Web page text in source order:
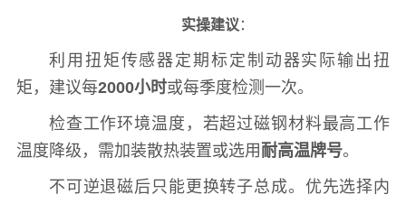
实操建议 ：
利用扭矩传感器定期标定制动器实际输出扭
矩，建议每2000小时或每季度检测一次。
检查工作环境温度，若超过磁钢材料最高工作
温度降级，需加装散热装置或选用 耐高温牌号。
不可逆退磁后只能更换转子总成。优先选择内